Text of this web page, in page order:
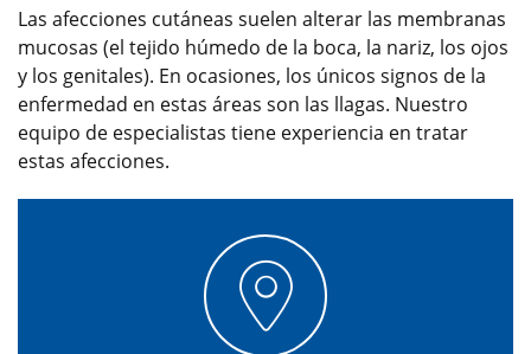
Las afecciones cutáneas suelen alterar las membranas
mucosas (el tejido húmedo de la boca, la nariz, los ojos
y los genitales). En ocasiones, los únicos signos de la
enfermedad en estas áreas son las llagas. Nuestro
equipo de especialistas tiene experiencia en tratar
estas afecciones.